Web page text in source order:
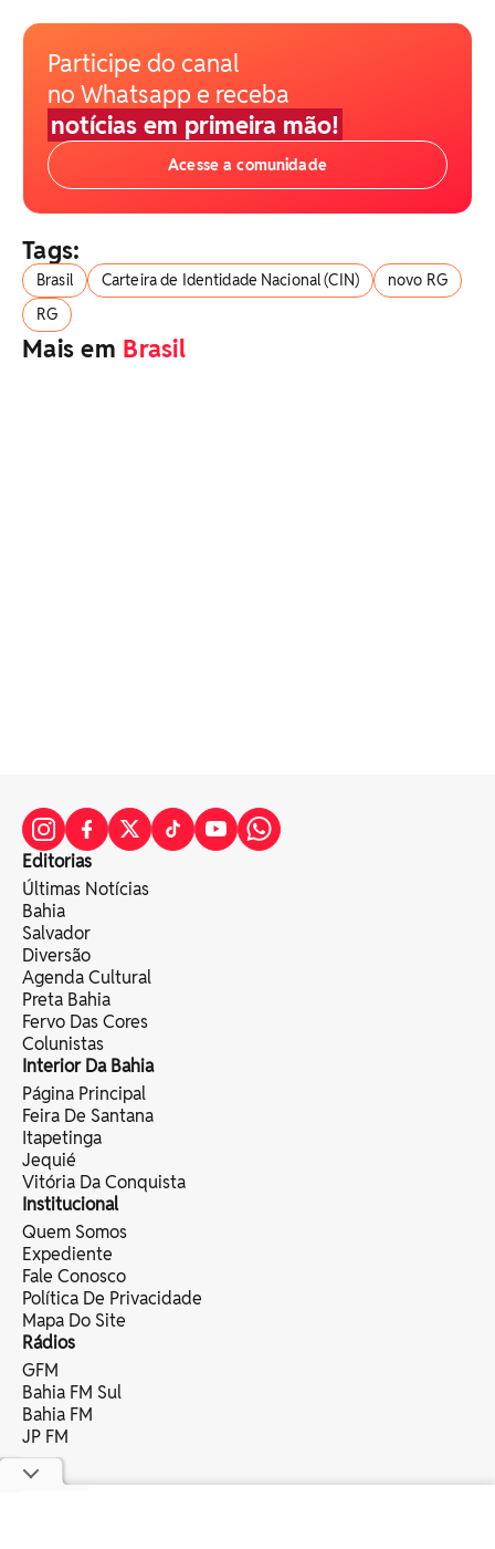
Participe do canal
no Whatsapp e receba
notícias em primeira mão!
Acesse a comunidade
Tags:
Brasil Carteira de Identidade Nacional (CIN)
novo RG
RG
Mais em Brasil
Editorias
Últimas Notícias
Bahia
Salvador
Diversão
Agenda Cultural
Preta Bahia
Fervo Das Cores
Colunistas
Interior Da Bahia
Página Principal
Feira De Santana
Itapetinga
Jequié
Vitória Da Conquista
Institucional
Quem Somos
Expediente
Fale Conosco
Política De Privacidade
Mapa Do Site
Rádios
GFM
Bahia FM Sul
Bahia FM
JP FM